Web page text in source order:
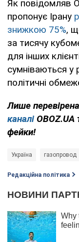
Як повідомляв
пропонує Ірану
знижкою 75%,
за тисячу
для інших
сумніваються у
політичні
Лише
каналі OBOZ.UA
фейки!
Україна газопровод
Редакційна політика